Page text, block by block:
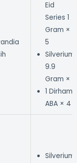
Eid
Series 1
Gram ×
5
Silverium
9.9
Gram × 1
1 Dirham
ABA × 4
Silverium